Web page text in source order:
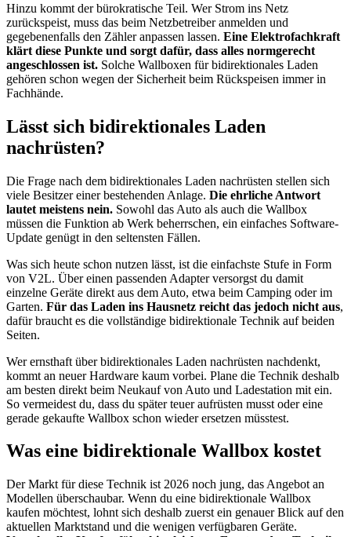
Hinzu kommt der bürokratische Teil. Wer Strom ins Netz
zurückspeist, muss das beim Netzbetreiber anmelden und
gegebenenfalls den Zähler anpassen lassen. Eine Elektrofachkraft
klärt diese Punkte und sorgt dafür, dass alles normgerecht
angeschlossen ist. Solche Wallboxen für bidirektionales Laden
gehören schon wegen der Sicherheit beim Rückspeisen immer in
Fachhände.
Lässt sich bidirektionales Laden
nachrüsten?
Die Frage nach dem bidirektionales Laden nachrüsten stellen sich
viele Besitzer einer bestehenden Anlage. Die ehrliche Antwort
lautet meistens nein. Sowohl das Auto als auch die Wallbox
müssen die Funktion ab Werk beherrschen, ein einfaches Software-
Update genügt in den seltensten Fällen.
Was sich heute schon nutzen lässt, ist die einfachste Stufe in Form
von V2L. Über einen passenden Adapter versorgst du damit
einzelne Geräte direkt aus dem Auto, etwa beim Camping oder im
Garten. Für das Laden ins Hausnetz reicht das jedoch nicht aus,
dafür braucht es die vollständige bidirektionale Technik auf beiden
Seiten.
Wer ernsthaft über bidirektionales Laden nachrüsten nachdenkt,
kommt an neuer Hardware kaum vorbei. Plane die Technik deshalb
am besten direkt beim Neukauf von Auto und Ladestation mit ein.
So vermeidest du, dass du später teuer aufrüsten musst oder eine
gerade gekaufte Wallbox schon wieder ersetzen müsstest.
Was eine bidirektionale Wallbox kostet
Der Markt für diese Technik ist 2026 noch jung, das Angebot an
Modellen überschaubar. Wenn du eine bidirektionale Wallbox
kaufen möchtest, lohnt sich deshalb zuerst ein genauer Blick auf den
aktuellen Marktstand und die wenigen verfügbaren Geräte.